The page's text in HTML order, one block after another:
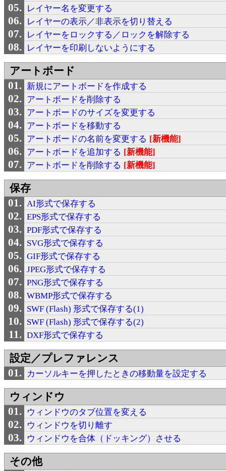
レイヤー名を変更する
レイヤーの表示／非表示を切り替える
レイヤーをロックする／ロックを解除する
レイヤーを印刷しないようにする
アートボード
新規にアートボードを作成する
アートボードを削除する
アートボードのサイズを変更する
アートボードを移動する
アートボードの名前を変更する [新機能]
アートボードを追加する [新機能]
アートボードを削除する [新機能]
保存
AI形式で保存する
EPS形式で保存する
PDF形式で保存する
SVG形式で保存する
GIF形式で保存する
JPEG形式で保存する
PNG形式で保存する
WBMP形式で保存する
SWF (Flash) 形式で保存する(1)
SWF (Flash) 形式で保存する(2)
DXF形式で保存する
設定／プレファレンス
カーソルキーを押したときの移動量を設定する
ウィンドウ
ウィンドウのタブ位置を変える
ウィンドウを切り離す
ウィンドウを合体（ドッキング）させる
その他